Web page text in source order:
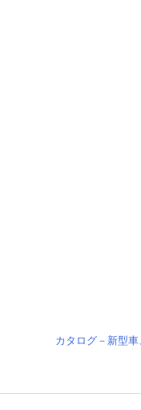
カタログ－新型